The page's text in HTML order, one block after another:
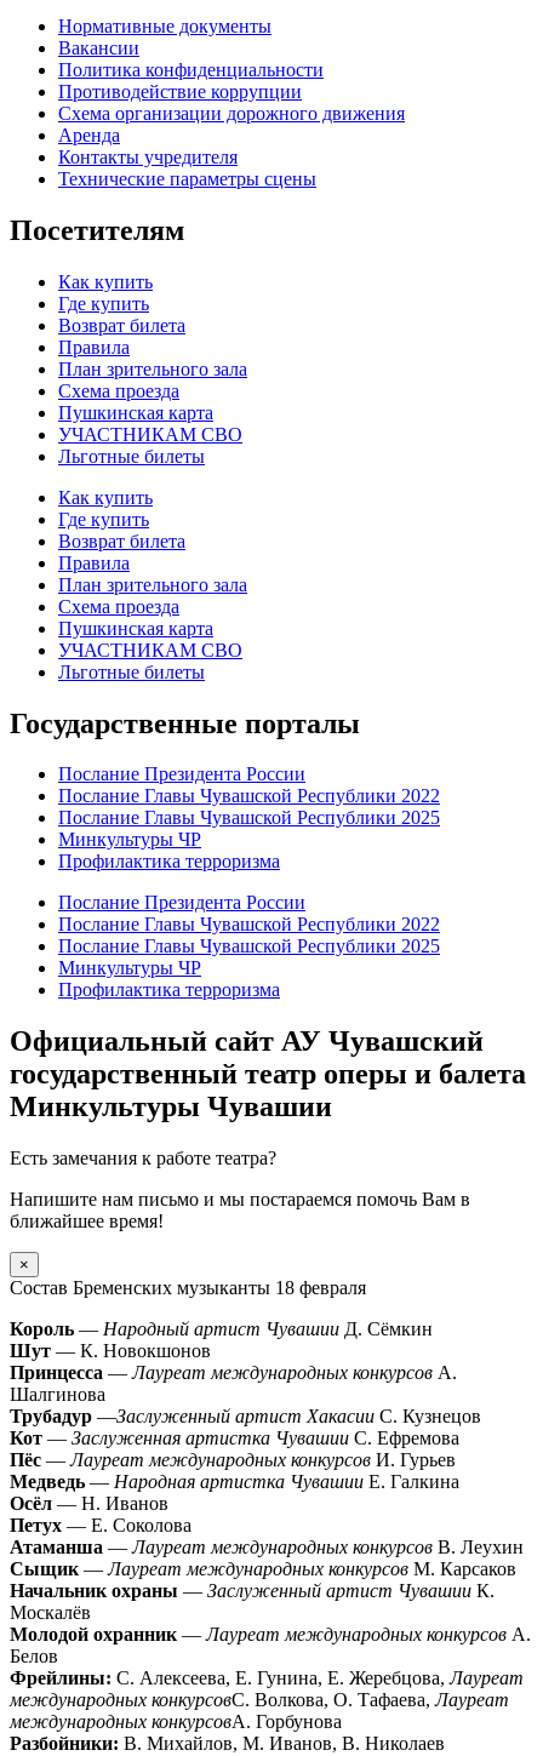
Нормативные документы
Вакансии
Политика конфиденциальности
Противодействие коррупции
Схема организации дорожного движения
Аренда
Контакты учредителя
Технические параметры сцены
Посетителям
Как купить
Где купить
Возврат билета
Правила
План зрительного зала
Схема проезда
Пушкинская карта
УЧАСТНИКАМ СВО
Льготные билеты
Как купить
Где купить
Возврат билета
Правила
План зрительного зала
Схема проезда
Пушкинская карта
УЧАСТНИКАМ СВО
Льготные билеты
Государственные порталы
Послание Президента России
Послание Главы Чувашской Республики 2022
Послание Главы Чувашской Республики 2025
Минкультуры ЧР
Профилактика терроризма
Послание Президента России
Послание Главы Чувашской Республики 2022
Послание Главы Чувашской Республики 2025
Минкультуры ЧР
Профилактика терроризма
Официальный сайт АУ Чувашский
государственный театр оперы и балета
Минкультуры Чувашии
Есть замечания к работе театра?
Напишите нам письмо и мы постараемся помочь Вам в
ближайшее время!
×
Состав Бременских музыканты 18 февраля
Король — Народный артист Чувашии Д. Сёмкин
Шут — К. Новокшонов
Принцесса —Лауреат международных конкурсов А.
Шалгинова
Трубадур —Заслуженный артист Хакасии С. Кузнецов
Кот — Заслуженная артистка Чувашии С. Ефремова
Пёс —Лауреат международных конкурсов И. Гурьев
Медведь — Народная артистка Чувашии Е. Галкина
Осёл — Н. Иванов
Петух — Е. Соколова
Атаманша —Лауреат международных конкурсов В. Леухин
Сыщик —Лауреат международных конкурсов М. Карсаков
Начальник охраны — Заслуженный артист Чувашии К.
Москалёв
Молодой охранник —Лауреат международных конкурсов А.
Белов
Фрейлины: С. Алексеева, Е. Гунина, Е. Жеребцова,Лауреат
международных конкурсовС. Волкова, О. Тафаева,Лауреат
международных конкурсовА. Горбунова
Разбойники: В. Михайлов, М. Иванов, В. Николаев